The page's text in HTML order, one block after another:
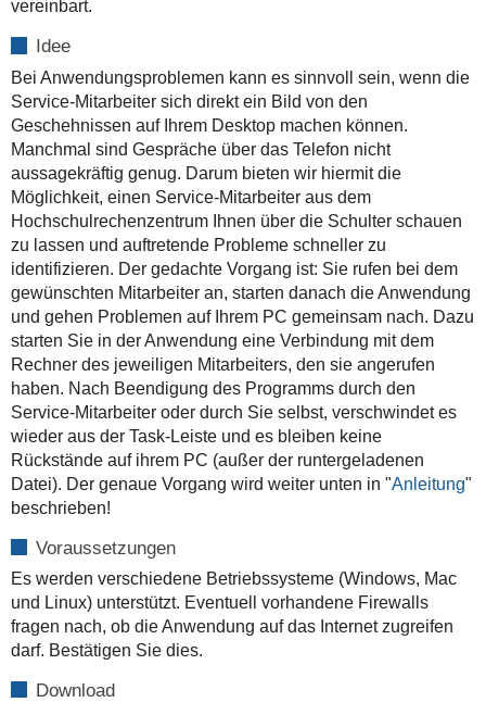
vereinbart.
Idee
Bei Anwendungsproblemen kann es sinnvoll sein, wenn die
Service-Mitarbeiter sich direkt ein Bild von den
Geschehnissen auf Ihrem Desktop machen können.
Manchmal sind Gespräche über das Telefon nicht
aussagekräftig genug. Darum bieten wir hiermit die
Möglichkeit, einen Service-Mitarbeiter aus dem
Hochschulrechenzentrum Ihnen über die Schulter schauen
zu lassen und auftretende Probleme schneller zu
identifizieren. Der gedachte Vorgang ist: Sie rufen bei dem
gewünschten Mitarbeiter an, starten danach die Anwendung
und gehen Problemen auf Ihrem PC gemeinsam nach. Dazu
starten Sie in der Anwendung eine Verbindung mit dem
Rechner des jeweiligen Mitarbeiters, den sie angerufen
haben. Nach Beendigung des Programms durch den
Service-Mitarbeiter oder durch Sie selbst, verschwindet es
wieder aus der Task-Leiste und es bleiben keine
Rückstände auf ihrem PC (außer der runtergeladenen
Datei). Der genaue Vorgang wird weiter unten in "Anleitung"
beschrieben!
Voraussetzungen
Es werden verschiedene Betriebssysteme (Windows, Mac
und Linux) unterstützt. Eventuell vorhandene Firewalls
fragen nach, ob die Anwendung auf das Internet zugreifen
darf. Bestätigen Sie dies.
Download